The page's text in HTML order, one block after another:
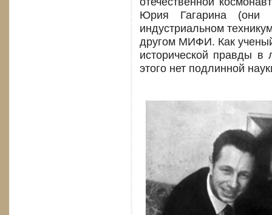
Юрия Гагарина (они
индустриальном
другом МИФИ. Как
исторической правды в
этого нет подлинной